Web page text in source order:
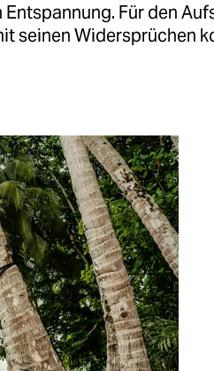
Für den
seinen Widersprüchen